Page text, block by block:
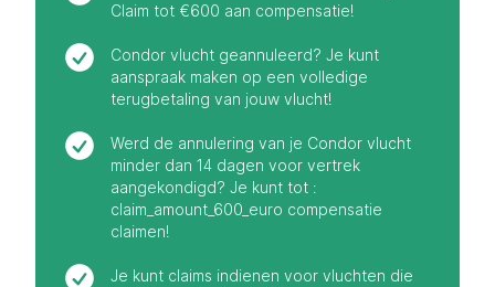
Claim tot €600 aan compensatie!
Condor vlucht geannuleerd? Je kunt
aanspraak maken op een volledige
terugbetaling van jouw vlucht!
Werd de annulering van je Condor vlucht
minder dan 14 dagen voor vertrek
aangekondigd? Je kunt tot :
claim_amount_600_euro compensatie
claimen!
Je kunt claims indienen voor vluchten die